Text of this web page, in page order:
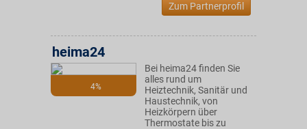
Zum Partnerprofil
4%
heima24
Bei heima24 finden Sie
alles rund um
Heiztechnik, Sanitär und
Haustechnik, von
Heizkörpern über
Thermostate bis zu